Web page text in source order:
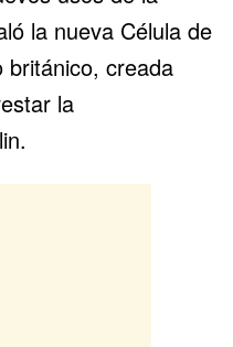
la nueva Célula de
británico, creada
la